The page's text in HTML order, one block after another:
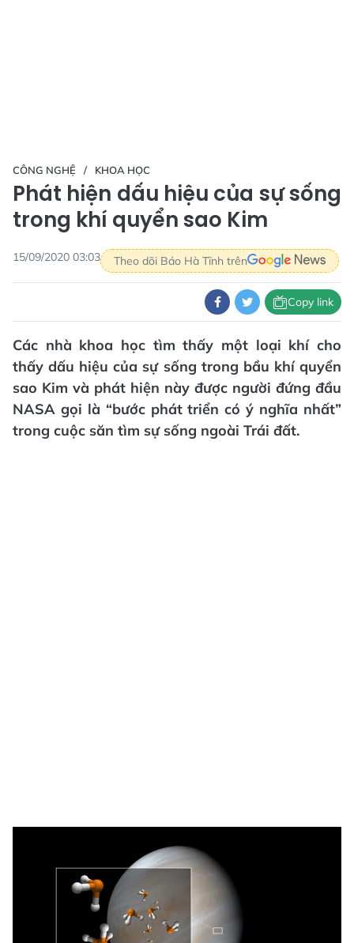
CÔNG NGHỆ KHOA HỌC
Phát hiện dấu hiệu của sự sống
trong khí quyển sao Kim
15/09/2020 03:03 Theo dõi Báo Hà Tĩnh trên
Copy link
Các nhà khoa học tìm thấy một loại khí cho
thấy dấu hiệu của sự sống trong bầu khí quyển
sao Kim và phát hiện này được người đứng đầu
NASA gọi là “bước phát triển có ý nghĩa nhất”
trong cuộc săn tìm sự sống ngoài Trái đất.